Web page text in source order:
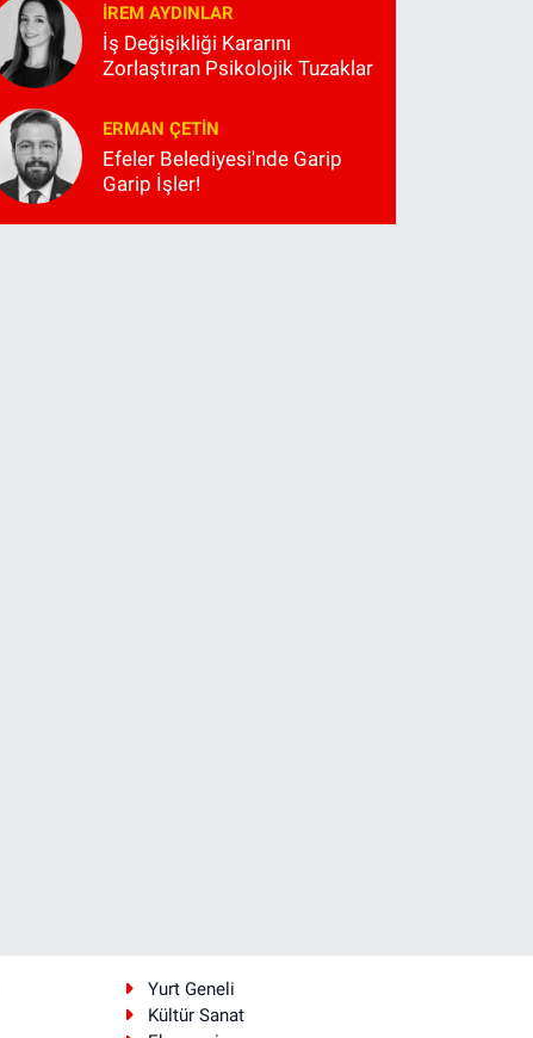
İREM AYDINLAR
İş Değişikliği Kararını
Zorlaştıran Psikolojik Tuzaklar
ERMAN ÇETIN
Efeler Belediyesi'nde Garip
Garip İşler!
Yurt Geneli
Kültür Sanat